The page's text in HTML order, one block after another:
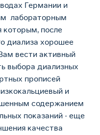
Германии и
лабораторным
которым, после
диализа хорошее
вести активный
выбора диализных
прописей
и
содержанием
показаний - еще
качества